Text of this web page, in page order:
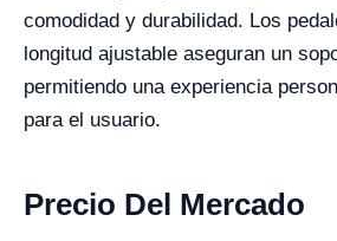
comodidad y durabilidad. Los
longitud ajustable aseguran un
permitiendo una experiencia
para el usuario.
Precio Del Mercado